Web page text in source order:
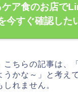
ケア食のお店で
今すぐ確認した
こちらの記事は、
うかな～」と考え
れません。